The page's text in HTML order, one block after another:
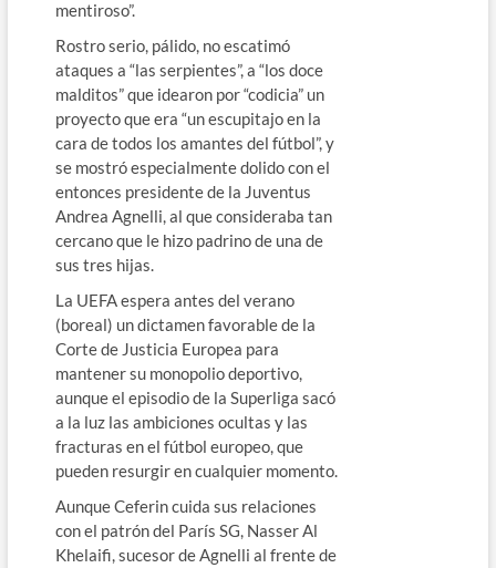
mentiroso”.
Rostro serio, pálido, no escatimó
ataques a “las serpientes”, a “los doce
malditos” que idearon por “codicia” un
proyecto que era “un escupitajo en la
cara de todos los amantes del fútbol”, y
se mostró especialmente dolido con el
entonces presidente de la Juventus
Andrea Agnelli, al que consideraba tan
cercano que le hizo padrino de una de
sus tres hijas.
La UEFA espera antes del verano
(boreal) un dictamen favorable de la
Corte de Justicia Europea para
mantener su monopolio deportivo,
aunque el episodio de la Superliga sacó
a la luz las ambiciones ocultas y las
fracturas en el fútbol europeo, que
pueden resurgir en cualquier momento.
Aunque Ceferin cuida sus relaciones
con el patrón del París SG, Nasser Al
Khelaifi, sucesor de Agnelli al frente de